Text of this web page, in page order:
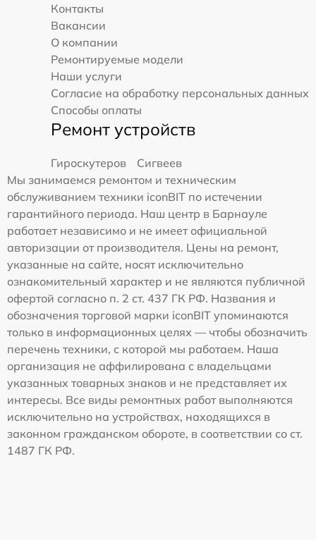
Контакты
Вакансии
О компании
Ремонтируемые модели
Наши услуги
Согласие на обработку персональных данных
Способы оплаты
Ремонт устройств
Гироскутеров
Сигвеев
Мы занимаемся ремонтом и техническим
обслуживанием техники iconBIT по истечении
гарантийного периода. Наш центр в Барнауле
работает независимо и не имеет официальной
авторизации от производителя. Цены на ремонт,
указанные на сайте, носят исключительно
ознакомительный характер и не являются публичной
офертой согласно п. 2 ст. 437 ГК РФ. Названия и
обозначения торговой марки iconBIT упоминаются
только в информационных целях — чтобы обозначить
перечень техники, с которой мы работаем. Наша
организация не аффилирована с владельцами
указанных товарных знаков и не представляет их
интересы. Все виды ремонтных работ выполняются
исключительно на устройствах, находящихся в
законном гражданском обороте, в соответствии со ст.
1487 ГК РФ.